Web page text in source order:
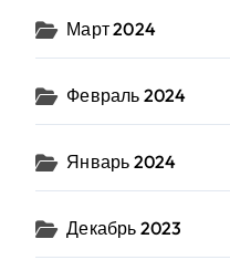
Март 2024
Февраль 2024
Январь 2024
Декабрь 2023